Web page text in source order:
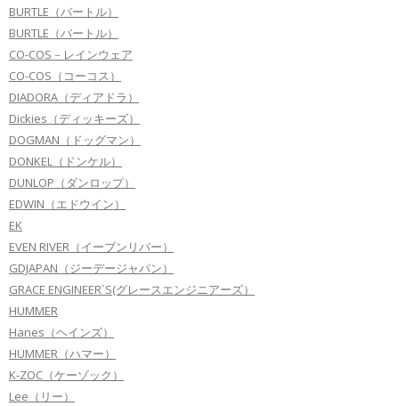
BURTLE（バートル）
BURTLE（バートル）
CO-COS－レインウェア
CO-COS（コーコス）
DIADORA（ディアドラ）
Dickies（ディッキーズ）
DOGMAN（ドッグマン）
DONKEL（ドンケル）
DUNLOP（ダンロップ）
EDWIN（エドウイン）
EK
EVEN RIVER（イーブンリバー）
GDJAPAN（ジーデージャパン）
GRACE ENGINEER`S(グレースエンジニアーズ）
HUMMER
Hanes（ヘインズ）
HUMMER（ハマー）
K-ZOC（ケーゾック）
Lee（リー）